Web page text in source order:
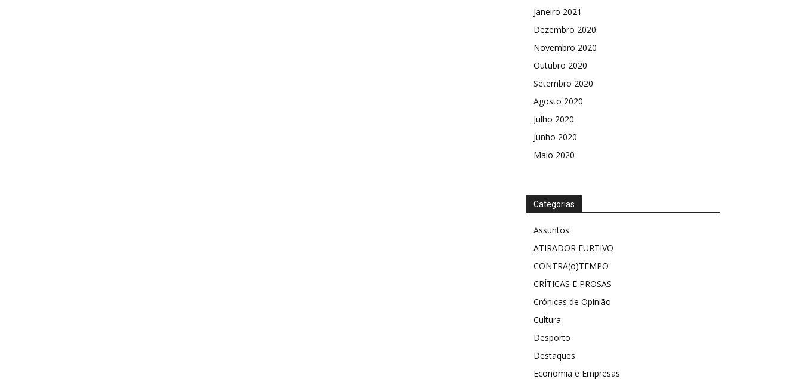
Janeiro 2021
Dezembro 2020
Novembro 2020
Outubro 2020
Setembro 2020
Agosto 2020
Julho 2020
Junho 2020
Maio 2020
Categorias
Assuntos
ATIRADOR FURTIVO
CONTRA(o)TEMPO
CRÍTICAS E PROSAS
Crónicas de Opinião
Cultura
Desporto
Destaques
Economia e Empresas